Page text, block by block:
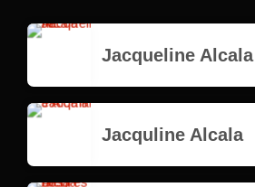
Jacqueline Alcala
Jacquline Alcala